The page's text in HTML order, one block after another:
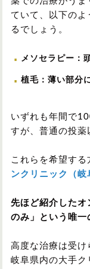
ていて、以下のよ
るでしょう。
メソセラピー：
植毛：薄い部分
いずれも年間で
すが、普通の投薬
これらを希望する
ンクリニック（岐
先ほど紹介したオ
のみ」という唯一
高度な治療は受け
岐阜県内の大手ク